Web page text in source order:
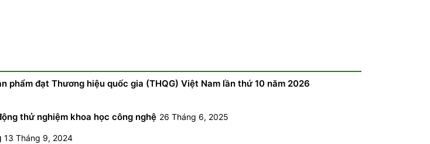
đạt Thương hiệu quốc gia (THQG) Việt Nam lần thứ 10 năm 2026
thử nghiệm khoa học công nghệ 26 Tháng 6, 2025
13 Tháng 9, 2024